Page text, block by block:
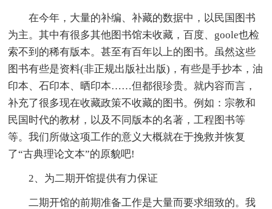
在今年，大量的补编、补藏的数据中，以民国图书
为主。其中有很多其他图书馆未收藏，百度、goole也检
索不到的稀有版本。甚至有百年以上的图书。虽然这些
图书有些是资料(非正规出版社出版)，有些是手抄本，油
印本、石印本、晒印本……但都很珍贵。就内容而言，
补充了很多现在收藏政策不收藏的图书。例如：宗教和
民国时代的教材，以及不同版本的名著，工程图书等
等。我们所做这项工作的意义大概就在于挽救并恢复
了“古典理论文本”的原貌吧!
2、为二期开馆提供有力保证
二期开馆的前期准备工作是大量而要求细致的。我